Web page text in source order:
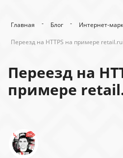
Главная - Блог - Интернет-
Переезд на HTTPS на примере retail.ru
Переезд на
примере